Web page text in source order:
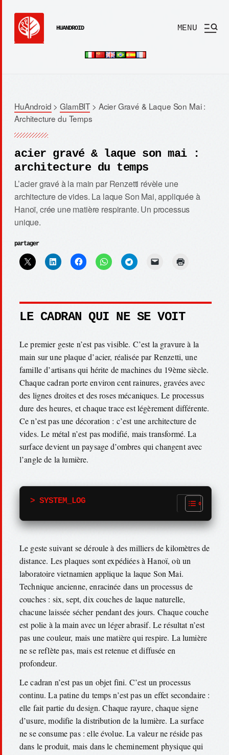
HUANDROID MENU
HuAndroid >GlamBIT > Acier Gravé & Laque Son Mai :
Architecture du Temps
acier gravé & laque son mai :
architecture du temps
L’acier gravé à la main par Renzetti révèle une
architecture de vides. La laque Son Mai, appliquée à
Hanoï, crée une matière respirante. Un processus
unique.
partager
LE CADRAN QUI NE SE VOIT
Le premier geste n’est pas visible. C’est la gravure à la
main sur une plaque d’acier, réalisée par Renzetti, une
famille d’artisans qui hérite de machines du 19ème siècle.
Chaque cadran porte environ cent rainures, gravées avec
des lignes droites et des roses mécaniques. Le processus
dure des heures, et chaque trace est légèrement différente.
Ce n’est pas une décoration : c’est une architecture de
vides. Le métal n’est pas modifié, mais transformé. La
surface devient un paysage d’ombres qui changent avec
l’angle de la lumière.
> SYSTEM_LOG
Le geste suivant se déroule à des milliers de kilomètres de
distance. Les plaques sont expédiées à Hanoï, où un
laboratoire vietnamien applique la laque Son Mai.
Technique ancienne, enracinée dans un processus de
couches : six, sept, dix couches de laque naturelle,
chacune laissée sécher pendant des jours. Chaque couche
est polie à la main avec un léger abrasif. Le résultat n’est
pas une couleur, mais une matière qui respire. La lumière
ne se reflète pas, mais est retenue et diffusée en
profondeur.
Le cadran n’est pas un objet fini. C’est un processus
continu. La patine du temps n’est pas un effet secondaire :
elle fait partie du design. Chaque rayure, chaque signe
d’usure, modifie la distribution de la lumière. La surface
ne se consume pas : elle évolue. La valeur ne réside pas
dans le produit, mais dans le cheminement physique qui